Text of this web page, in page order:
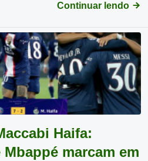
Continuar lendo
Haifa:
Mbappé marcam em